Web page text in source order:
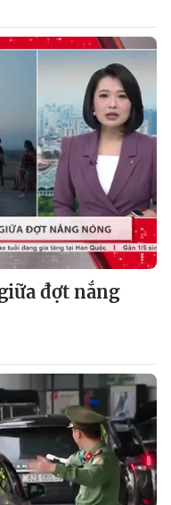
đợt nắng